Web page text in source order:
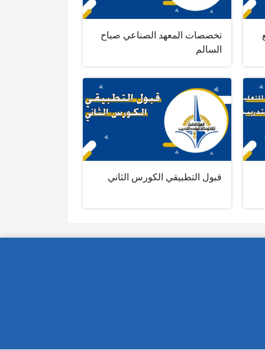
تخصصات المعهد الصناعي صباح
السالم
قبول التطبيقي الكورس الثاني